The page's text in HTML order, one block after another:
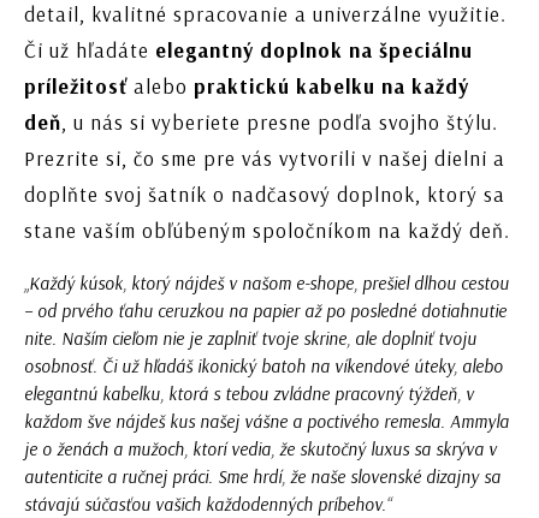
detail, kvalitné spracovanie a univerzálne využitie.
Či už hľadáte elegantný doplnok na špeciálnu
príležitosť alebo praktickú kabelku na každý
deň, u nás si vyberiete presne podľa svojho štýlu.
Prezrite si, čo sme pre vás vytvorili v našej dielni a
doplňte svoj šatník o nadčasový doplnok, ktorý sa
stane vaším obľúbeným spoločníkom na každý deň.
„Každý kúsok, ktorý nájdeš v našom e-shope, prešiel dlhou cestou
– od prvého ťahu ceruzkou na papier až po posledné dotiahnutie
nite. Naším cieľom nie je zaplniť tvoje skrine, ale doplniť tvoju
osobnosť. Či už hľadáš ikonický batoh na víkendové úteky, alebo
elegantnú kabelku, ktorá s tebou zvládne pracovný týždeň, v
každom šve nájdeš kus našej vášne a poctivého remesla. Ammyla
je o ženách a mužoch, ktorí vedia, že skutočný luxus sa skrýva v
autenticite a ručnej práci. Sme hrdí, že naše slovenské dizajny sa
stávajú súčasťou vašich každodenných príbehov.“